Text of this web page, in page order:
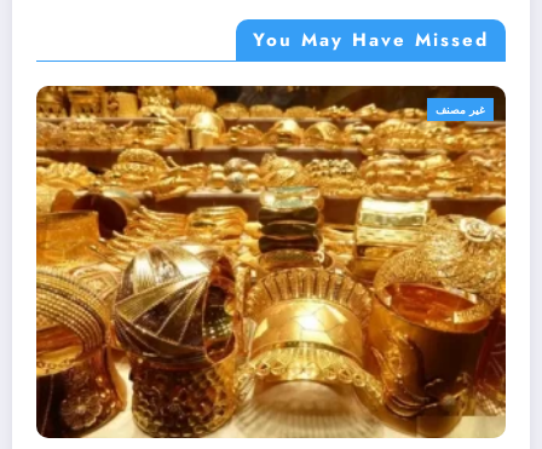
You May Have Missed
أهم الأخبار غير مصنف مصر
اللواء هشام آمنة : تمويل 394 مشروعاً صغيراً
ومتناهى الصغر بجملة استثمارات 6 ملايين جنيه